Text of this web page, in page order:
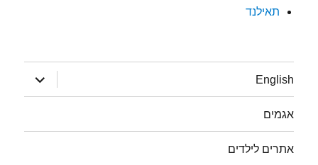
תאילנד
English
הצג
תפריט
אגמים
אתרים לילדים